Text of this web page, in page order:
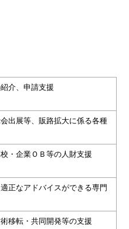
介、申請支援
出展等、販路拡大に係る各種
・企業ＯＢ等の人財支援
正なアドバイスができる専門
移転・共同開発等の支援